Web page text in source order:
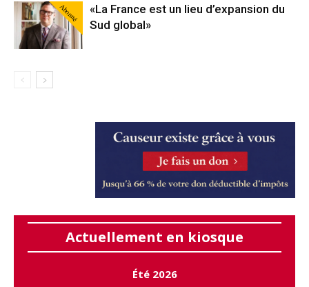
Abonné
«La France est un lieu d’expansion du
Sud global»
Actuellement en kiosque
Été 2026